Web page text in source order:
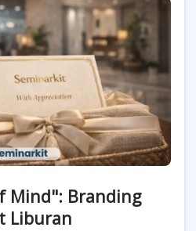
Mind": Branding
Liburan